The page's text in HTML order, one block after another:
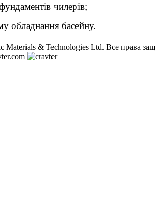
чилерів;
обладнання басейну.
Materials & Technologies Ltd. Все права